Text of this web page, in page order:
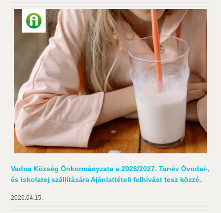
Vadna Község Önkormányzata a 2026/2027. Tanév Óvodai-,
és iskolatej szállítására Ajánlattételi felhívást tesz közzé.
2026.04.15.